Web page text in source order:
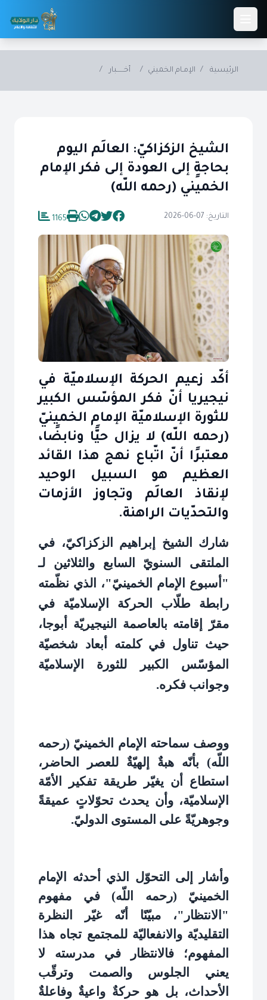
Skip to main content
الرئيسية / الإمـام الخميني / أخــــــبار /
الشيخ الزكزاكيّ: العالَم اليوم
بحاجةٍ إلى العودة إلى فكر الإمام
الخميني (رحمه اللّه)
التاريخ: 07-06-2026 1165
أكّد زعيم الحركة الإسلاميّة في
نيجيريا أنّ فكر المؤسّس الكبير
للثورة الإسلاميّة الإمام الخمينيّ
(رحمه اللّه) لا يزال حيًّا ونابضًا،
معتبرًا أنّ اتّباع نهج هذا القائد
العظيم هو السبيل الوحيد
لإنقاذ العالَم وتجاوز الأزمات
والتحدّيات الراهنة.
شارك الشيخ إبراهيم الزكزاكيّ، في
الملتقى السنويّ السابع والثلاثين لـ
"أسبوع الإمام الخمينيّ"، الذي نظّمته
رابطة طلّاب الحركة الإسلاميّة في
مقرّ إقامته بالعاصمة النيجيريّة أبوجا،
حيث تناول في كلمته أبعاد شخصيّة
المؤسّس الكبير للثورة الإسلاميّة
وجوانب فكره.
ووصف سماحته الإمام الخمينيّ (رحمه
اللّه) بأنّه هبةٌ إلهيّةٌ للعصر الحاضر،
استطاع أن يغيّر طريقة تفكير الأمّة
الإسلاميّة، وأن يحدث تحوّلاتٍ عميقةً
وجوهريّةً على المستوى الدوليّ.
وأشار إلى التحوّل الذي أحدثه الإمام
الخمينيّ (رحمه اللّه) في مفهوم
"الانتظار"، مبيّنًا أنّه غيّر النظرة
التقليديّة والانفعاليّة للمجتمع تجاه هذا
المفهوم؛ فالانتظار في مدرسته لا
يعني الجلوس والصمت وترقّب
الأحداث، بل هو حركةٌ واعيةٌ وفاعلةٌ